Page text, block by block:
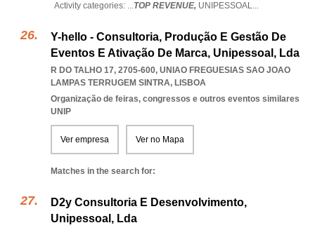
Activity categories: ...TOP REVENUE, UNIPESSOAL...
Y-hello - Consultoria, Produção E Gestão De
Eventos E Ativação De Marca, Unipessoal, Lda
R DO TALHO 17, 2705-600, UNIAO FREGUESIAS SAO JOAO
LAMPAS TERRUGEM SINTRA, LISBOA
Organização de feiras, congressos e outros eventos similares
UNIP
Ver empresa Ver no Mapa
Matches in the search for:
D2y Consultoria E Desenvolvimento,
Unipessoal, Lda